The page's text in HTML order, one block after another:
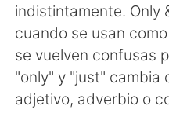
Deutsch 日
한국어
ไทย
indistintamente. Only
cuando se usan
se vuelven confusas
"only" y "just" cambia
adjetivo, adverbio o